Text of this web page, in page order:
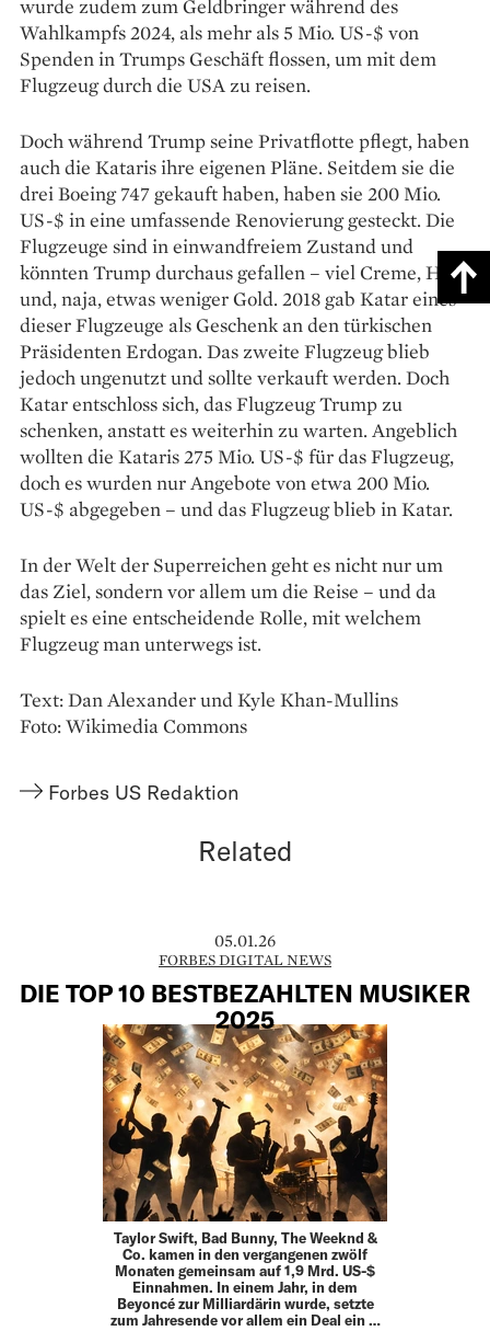
wurde zudem zum Geldbringer während des
Wahlkampfs 2024, als mehr als 5 Mio. US-$ von
Spenden in Trumps Geschäft flossen, um mit dem
Flugzeug durch die USA zu reisen.
Doch während Trump seine Privatflotte pflegt, haben
auch die Kataris ihre eigenen Pläne. Seitdem sie die
drei Boeing 747 gekauft haben, haben sie 200 Mio.
US-$ in eine umfassende Renovierung gesteckt. Die
Flugzeuge sind in einwandfreiem Zustand und
könnten Trump durchaus gefallen – viel Creme, Holz
und, naja, etwas weniger Gold. 2018 gab Katar eines
dieser Flugzeuge als Geschenk an den türkischen
Präsidenten Erdogan. Das zweite Flugzeug blieb
jedoch ungenutzt und sollte verkauft werden. Doch
Katar entschloss sich, das Flugzeug Trump zu
schenken, anstatt es weiterhin zu warten. Angeblich
wollten die Kataris 275 Mio. US-$ für das Flugzeug,
doch es wurden nur Angebote von etwa 200 Mio.
US-$ abgegeben – und das Flugzeug blieb in Katar.
In der Welt der Superreichen geht es nicht nur um
das Ziel, sondern vor allem um die Reise – und da
spielt es eine entscheidende Rolle, mit welchem
Flugzeug man unterwegs ist.
Text: Dan Alexander und Kyle Khan-Mullins
Foto: Wikimedia Commons
Forbes US Redaktion
Related
05.01.26
FORBES DIGITAL NEWS
DIE TOP 10 BESTBEZAHLTEN MUSIKER
2025
Taylor Swift, Bad Bunny, The Weeknd &
Co. kamen in den vergangenen zwölf
Monaten gemeinsam auf 1,9 Mrd. US-$
Einnahmen. In einem Jahr, in dem
Beyoncé zur Milliardärin wurde, setzte
zum Jahresende vor allem ein Deal ein …